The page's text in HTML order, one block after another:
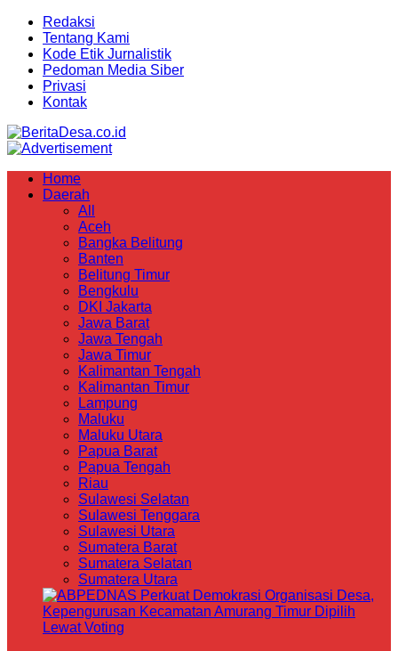
Redaksi
Tentang Kami
Kode Etik Jurnalistik
Pedoman Media Siber
Privasi
Kontak
Home
Daerah
All
Aceh
Bangka Belitung
Banten
Belitung Timur
Bengkulu
DKI Jakarta
Jawa Barat
Jawa Tengah
Jawa Timur
Kalimantan Tengah
Kalimantan Timur
Lampung
Maluku
Maluku Utara
Papua Barat
Papua Tengah
Riau
Sulawesi Selatan
Sulawesi Tenggara
Sulawesi Utara
Sumatera Barat
Sumatera Selatan
Sumatera Utara